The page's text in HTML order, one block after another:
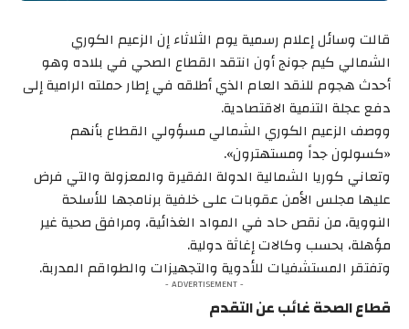
قالت وسائل إعلام رسمية يوم الثلاثاء إن الزعيم الكوري
الشمالي كيم جونج أون انتقد القطاع الصحي في بلاده وهو
أحدث هجوم للنقد العام الذي أطلقه في إطار حملته الرامية إلى
دفع عجلة التنمية الاقتصادية.
ووصف الزعيم الكوري الشمالي مسؤولي القطاع بأنهم
«كسولون جداً ومستهترون».
وتعاني كوريا الشمالية الدولة الفقيرة والمعزولة والتي فرض
عليها مجلس الأمن عقوبات على خلفية برنامجها للأسلحة
النووية، من نقص حاد في المواد الغذائية، ومرافق صحية غير
مؤهلة، بحسب وكالات إغاثة دولية.
وتفتقر المستشفيات للأدوية والتجهيزات والطواقم المدربة.
- ADVERTISEMENT -
قطاع الصحة غائب عن التقدم